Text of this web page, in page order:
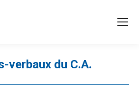
verbaux du C.A.